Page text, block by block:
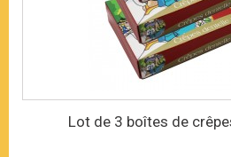
Lot de 3 boîtes de